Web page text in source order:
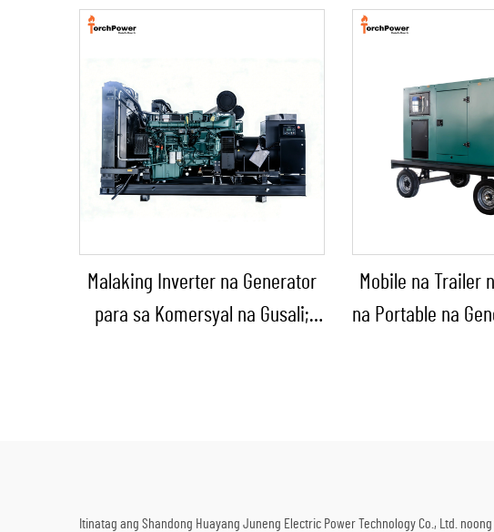
Malaking Inverter na Generator
para sa Komersyal na Gusali;
Mobile na Trailer
na Portable na
Itinatag ang Shandong Huayang Juneng Electric Power Technology Co., Ltd.